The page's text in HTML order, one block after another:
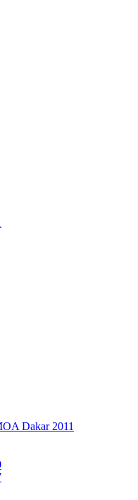
Dakar 2011